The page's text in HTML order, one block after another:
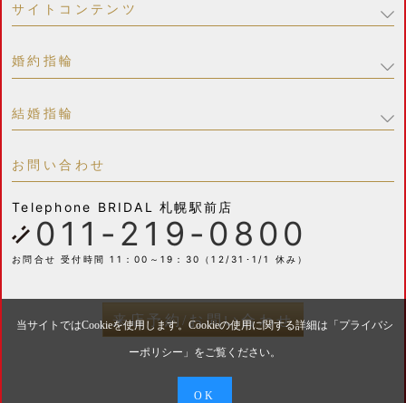
サイトコンテンツ
婚約指輪
結婚指輪
お問い合わせ
Telephone BRIDAL 札幌駅前店
011-219-0800
お問合せ 受付時間 11：00～19：30（12/31･1/1 休み）
来店予約/お問い合わせ
当サイトではCookieを使用します。Cookieの使用に関する詳細は「 プライバシ
ーポリシー 」をご覧ください。
OK